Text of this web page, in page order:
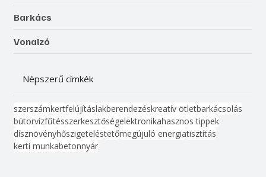
Barkács
Vonalzó
Népszerű címkék
szerszámkertfelújításlakberendezéskreatív ötletbarkácsolás
bútorvízfűtésszerkesztőségelektronikahasznos tippek
dísznövényhőszigeteléstetőmegújuló energiatisztítás
kerti munkabetonnyár